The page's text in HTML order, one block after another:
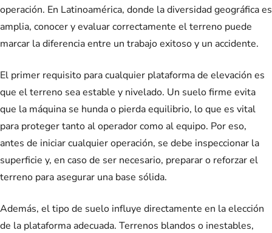
operación. En Latinoamérica, donde la diversidad geográfica es
amplia, conocer y evaluar correctamente el terreno puede
marcar la diferencia entre un trabajo exitoso y un accidente.
El primer requisito para cualquier plataforma de elevación es
que el terreno sea estable y nivelado. Un suelo firme evita
que la máquina se hunda o pierda equilibrio, lo que es vital
para proteger tanto al operador como al equipo. Por eso,
antes de iniciar cualquier operación, se debe inspeccionar la
superficie y, en caso de ser necesario, preparar o reforzar el
terreno para asegurar una base sólida.
Además, el tipo de suelo influye directamente en la elección
de la plataforma adecuada. Terrenos blandos o inestables,